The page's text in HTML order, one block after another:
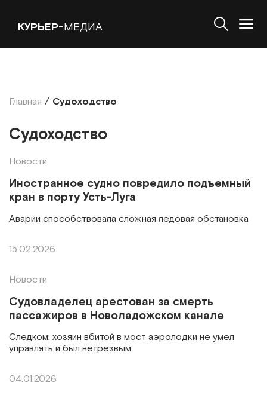
КУРЬЕР-МЕДИА
Главная / Судоходство
Судоходство
Новости
Иностранное судно повредило подъемный
кран в порту Усть-Луга
Аварии способствовала сложная ледовая обстановка
15.02.2026
Новости
Судовладелец арестован за смерть
пассажиров в Новоладожском канале
Следком: хозяин вбитой в мост аэролодки не умел
управлять и был нетрезвым
04.01.2026